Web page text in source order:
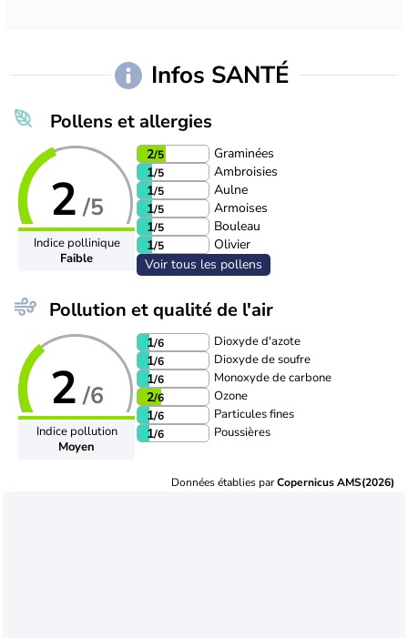
Infos SANTÉ
Pollens et allergies
2 /5
Indice pollinique
Faible
2/5
Graminées
1/5
Ambroisies
1/5
Aulne
1/5
Armoises
1/5
Bouleau
1/5
Olivier
Voir tous les pollens
Pollution et qualité de l'air
2 /6
Indice pollution
Moyen
1/6 Dioxyde d'azote
1/6 Dioxyde de soufre
1/6 Monoxyde de carbone
2/6 Ozone
1/6 Particules fines
1/6 Poussières
Données établies parCopernicus AMS(2026)